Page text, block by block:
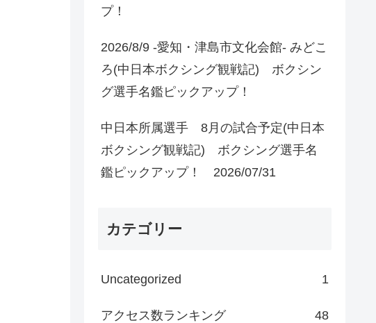
プ！
2026/8/9 -愛知・津島市文化会館- みどこ
ろ(中日本ボクシング観戦記) ボクシン
グ選手名鑑ピックアップ！
中日本所属選手 8月の試合予定(中日本
ボクシング観戦記) ボクシング選手名
鑑ピックアップ！ 2026/07/31
カテゴリー
Uncategorized 1
アクセス数ランキング 48